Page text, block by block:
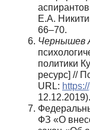
Е.А.
66–70.
Чернышев
политики
ресурс] //
URL:
12.12.2019).
ФЗ «О